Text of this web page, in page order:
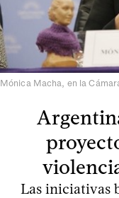
Mónica Macha, en la
Las iniciativas